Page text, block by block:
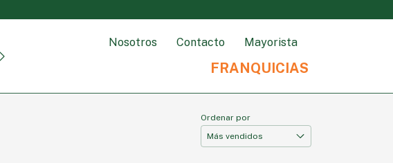
Nosotros Contacto Mayorista
FRANQUICIAS
Ordenar por